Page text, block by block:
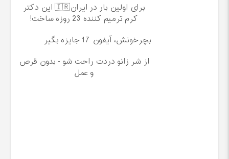
برای اولین بار در ایران🇮🇷 این دکتر
کرم ترمیم کننده 23 روزه ساخت!
بچرخونش، آیفون 17 جایزه بگیر
از شر زانو دردت راحت شو - بدون قرص
و عمل